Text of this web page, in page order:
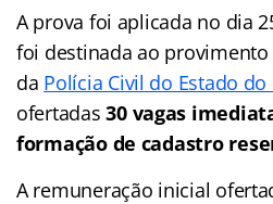
A prova foi aplicada no dia
foi destinada ao
da Polícia Civil do Estado do
ofertadas30 vagas
formação de cadastro
A remuneração inicial